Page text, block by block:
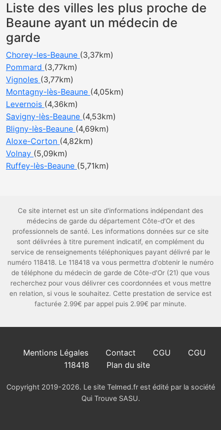
Liste des villes les plus proche de
Beaune ayant un médecin de
garde
Chorey-les-Beaune (3,37km)
Pommard (3,77km)
Vignoles (3,77km)
Montagny-lès-Beaune (4,05km)
Levernois (4,36km)
Savigny-lès-Beaune (4,53km)
Bligny-lès-Beaune (4,69km)
Aloxe-Corton (4,82km)
Volnay (5,09km)
Ruffey-lès-Beaune (5,71km)
Ce site internet est un site d'informations indépendant des
médecins de garde du département Côte-d'Or et des
professionnels de santé. Les informations données sur ce site
sont délivrées à titre purement indicatif, en complément du
service de renseignements téléphoniques payant délivré par le
numéro 118418. Le 118418 va vous permettra d'obtenir le numéro
de téléphone du médecin de garde de Côte-d'Or (21) que vous
recherchez pour vous délivrer ces coordonnées et vous mettre
en relation, si vous le souhaitez. Cette prestation de service est
facturée 2.99€ par appel puis 2.99€ par minute.
Mentions Légales Contact CGU
CGU
118418
Plan du site
Copyright 2019-2026. Le site Telmed.fr est édité par la société
Qui Trouve SASU.